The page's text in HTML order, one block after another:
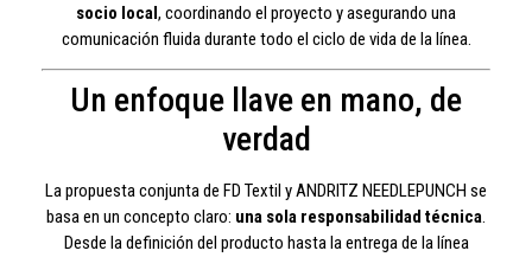
socio local, coordinando el proyecto y asegurando una
comunicación fluida durante todo el ciclo de vida de la línea.
Un enfoque llave en mano, de
verdad
La propuesta conjunta de FD Textil y ANDRITZ NEEDLEPUNCH se
basa en un concepto claro: una sola responsabilidad técnica.
Desde la definición del producto hasta la entrega de la línea